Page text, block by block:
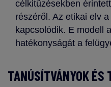
célkitűzésekben
részéről. Az etikai elv a
kapcsolódik. E modell
hatékonyságát a
TANÚSÍTVÁNYOK ÉS